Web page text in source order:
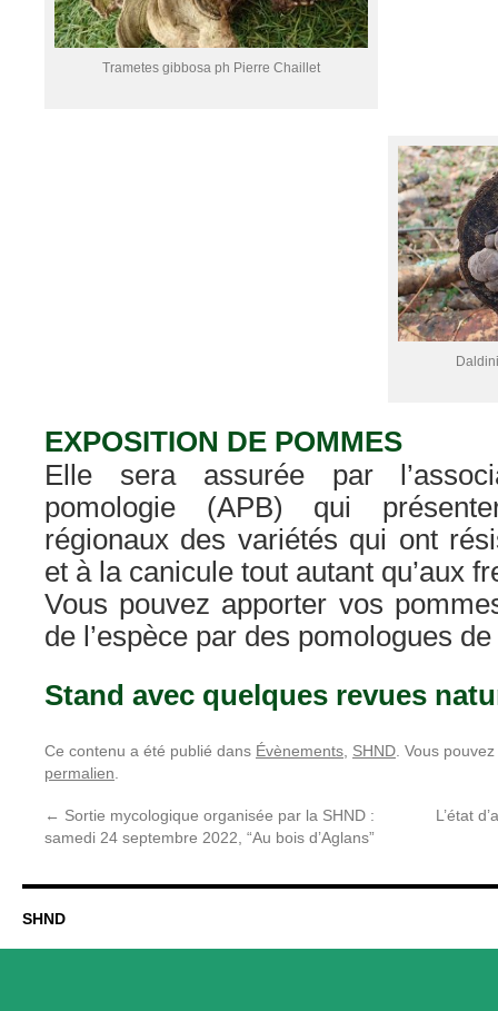
Trametes gibbosa ph Pierre Chaillet
EXPOSITION DE POMMES
Elle sera assurée par
pomologie (APB) qui
régionaux des variétés qui ont
et à la canicule tout autant qu’aux
Vous pouvez apporter vos
de l’espèce par des pomologues de
Stand avec quelques revues
Ce contenu a été publié dans Évènements SHND . Vous
permalien
← Sortie mycologique organisée par la SHND :
samedi 24 septembre 2022, “Au bois d’Aglans”
L’état
SHND